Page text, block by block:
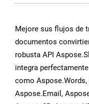
Mejore sus flujos de
documentos
robusta API
integra
como Aspose.Words,
Aspose.Email,